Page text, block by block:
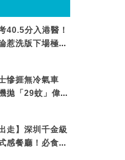
40.5分入港醫！
惹洗版下場極震
慘捱無冷氣車
拋「29蚊」偉論
走】深圳千金級
感餐廳！必食失